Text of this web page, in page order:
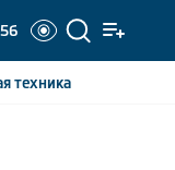
техника